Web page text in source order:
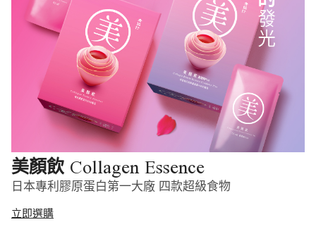
美顏飲 Collagen Essence
日本專利膠原蛋白第一大廠 四款超級食物
立即選購